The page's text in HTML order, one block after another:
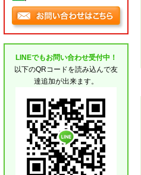
LINEでもお問い合わせ受付中！
以下のQRコードを読み込んで友
達追加が出来ます。